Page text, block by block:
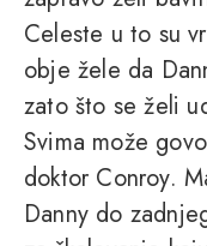
Celeste u to su
obje žele da
zato što se želi
Svima može
doktor Conroy.
Danny do